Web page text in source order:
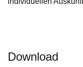
Download